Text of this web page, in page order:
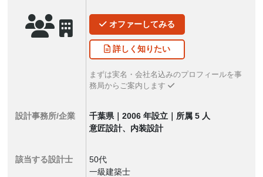
オファーしてみる
詳しく知りたい
まずは実名・会社名込みのプロフィールを事
務局からご案内します
設計事務所/企業
千葉県｜2006 年設立｜所属 5 人
意匠設計、内装設計
該当する設計士
50代
一級建築士